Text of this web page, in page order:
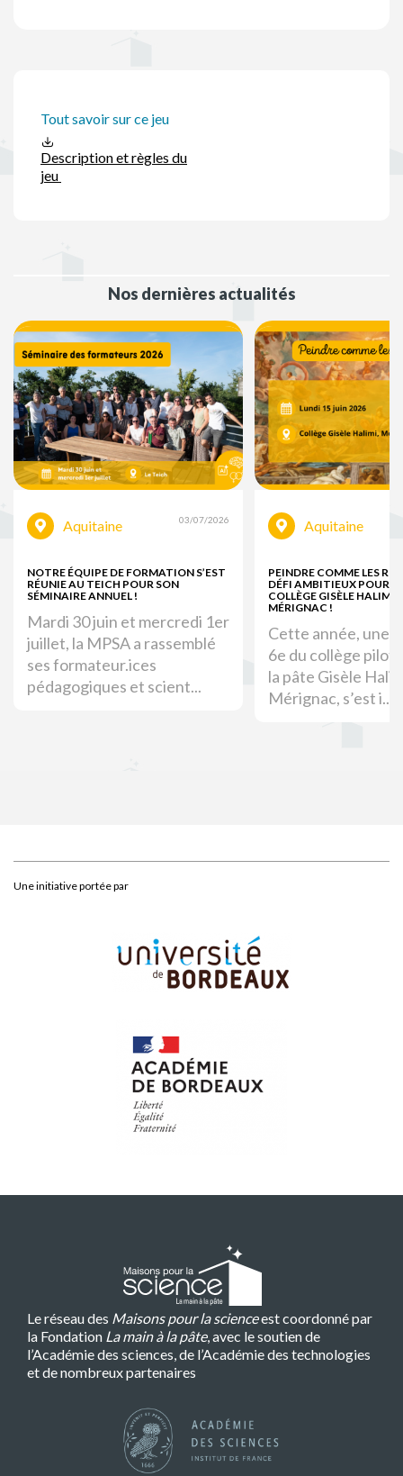
Tout savoir sur ce jeu
Description et règles du
jeu
Nos dernières actualités
Aquitaine 03/07/2026
NOTRE ÉQUIPE DE FORMATION S’EST
RÉUNIE AU TEICH POUR SON
SÉMINAIRE ANNUEL !
Mardi 30 juin et mercredi 1er
juillet, la MPSA a rassemblé
ses formateur.ices
pédagogiques et scient...
Aquitaine
PEINDRE COMME LES
DÉFI AMBITIEUX POUR
COLLÈGE GISÈLE HALIMI
MÉRIGNAC !
Cette année, une
6e du collège
la pâte Gisèle
Mérignac, s’est i...
Une initiative portée par
Le réseau des Maisons pour la scienceest coordonné par
la Fondation La main à la pâte, avec le soutien de
l’Académie des sciences, de l’Académie des technologies
et de nombreux partenaires